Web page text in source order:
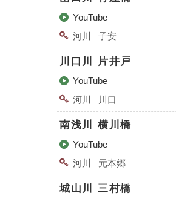
YouTube
河川
子安
川口川 片井戸
YouTube
河川
川⼝
南浅川 横川橋
YouTube
河川
元本郷
城山川 三村橋